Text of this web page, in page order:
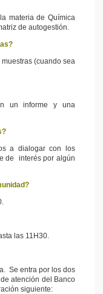
materia de Química
de autogestión.
(cuando sea
un informe y una
a dialogar con los
de interés por algún
las 11H30.
Se entra por los dos
atención del Banco
siguiente: